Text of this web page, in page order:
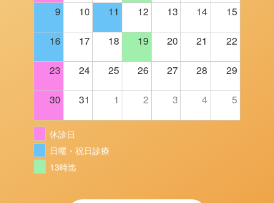
9 10 11 12 13 14 15
16 17 18 19 20 21 22
23 24 25 26 27 28 29
30 31 1 2 3 4 5
休診日
日曜・祝日診療
13時迄